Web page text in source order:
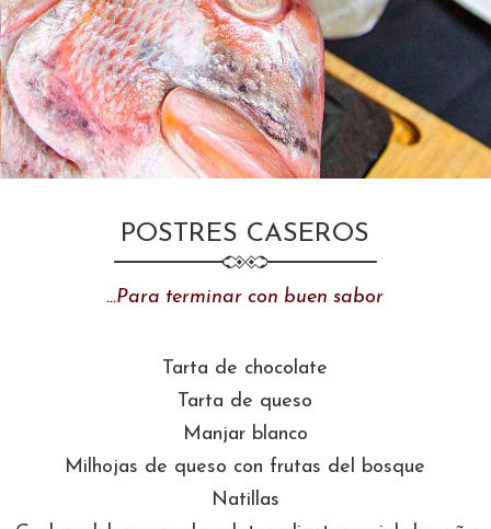
POSTRES CASEROS
…Para terminar con buen sabor
Tarta de chocolate
Tarta de queso
Manjar blanco
Milhojas de queso con frutas del bosque
Natillas